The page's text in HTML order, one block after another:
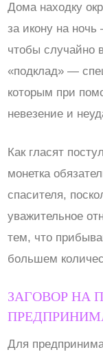
Дома находку
за икону на ночь
чтобы случайно
«подклад» —
которым при
невезение и
Как гласят
монетка
спасителя,
уважительное
тем, что
большем
ЗАГОВОР НА
Для